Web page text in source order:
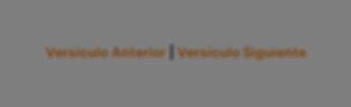
Versículo Anterior Versículo Siguiente